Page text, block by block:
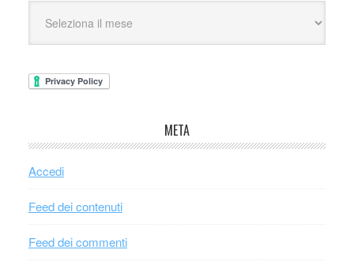
META
Accedi
Feed dei contenuti
Feed dei commenti